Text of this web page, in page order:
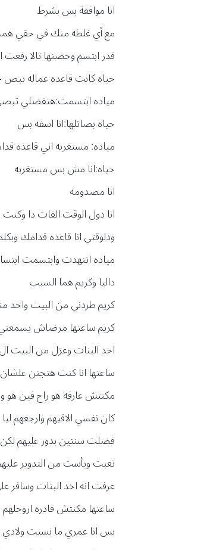
انا موافقة بس بشرط
مع أي غلطه منك في حقي
قدر ابتسم وحضنها تالا
حياه كانت قاعده عماله تبص
مياده ابتسمت:هتفضلي
حياه بصاتلها:انا اسفه بس
مياده: مستغربه اني قاعده
حياه:انا مش بس مستغربه
انا مصدومه
انا دول الوقت الفات دا
ودلوقتي انا قاعده قدامك
مياده اتنهدت وابتسمت
داليا وكريم هما السبب
كريم طردني من البيت واخد
كريم ساعتها مرضاش
اخد البنات وعزل من البيت
ساعتها انا كنت هتجنن
مكنتش عارفه هو راح فين هو
كان نفسي الاقيهم وارجعهم ليا
فضلت سنتين بدور عليهم
تعبت ويأست من التدوير
عرفت انه اخد البنات وسافر
ساعتها مكنتش قادره اروحلهم
بس انا عمري ما نسيت